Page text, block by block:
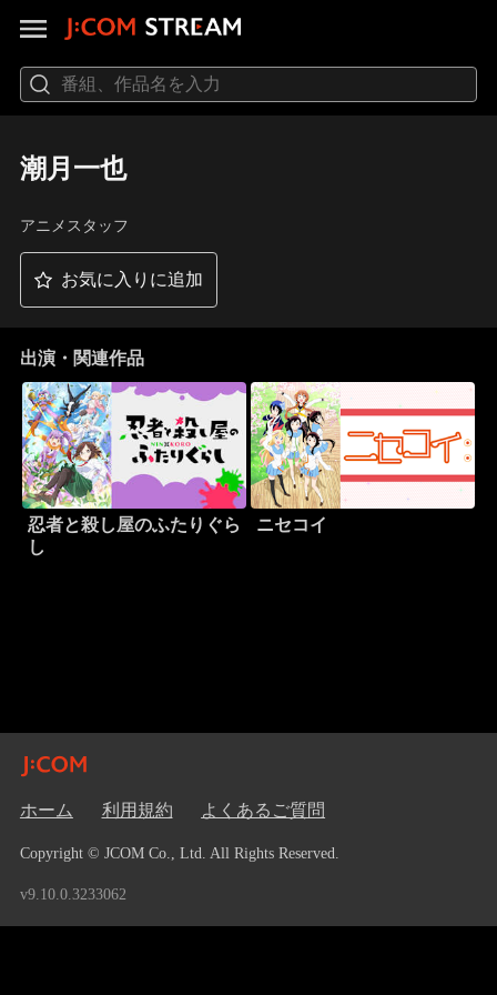
潮月一也
アニメスタッフ
お気に入りに追加
出演・関連作品
忍者と殺し屋のふたりぐら
し
ニセコイ
ホーム 利用規約 よくあるご質問
Copyright © JCOM Co., Ltd. All Rights Reserved.
v9.10.0.3233062